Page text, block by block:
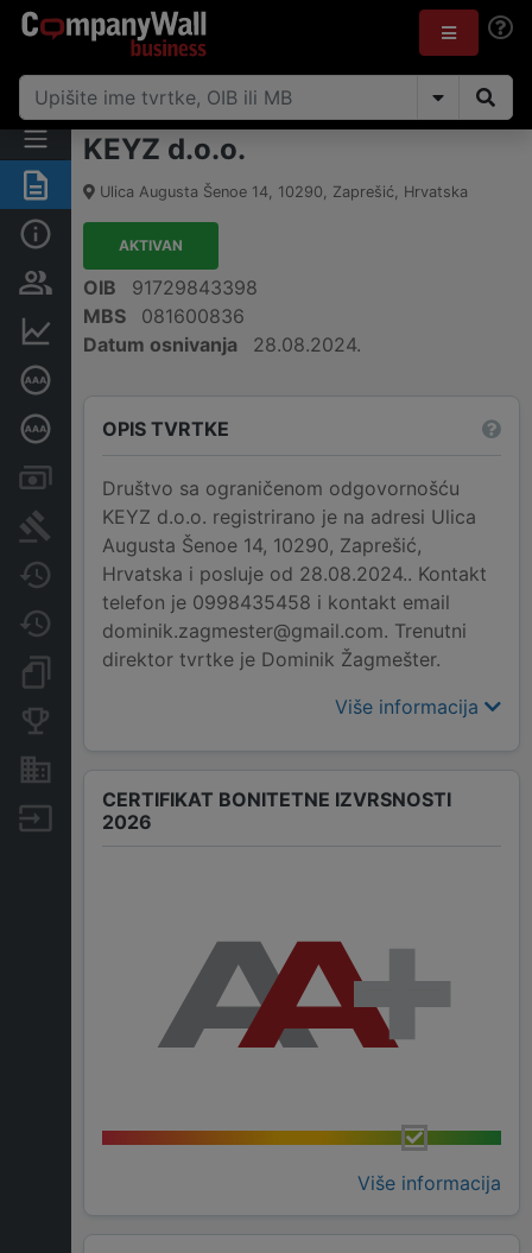
Sažetak
Osobe i vlasništvo
Dubinska bonitetna ocjena
Računi i blokade
Sudske objave
Javne nabavke
Promjene
Dokumenti i objave
Nekretnine i imovina
Izvoz
KEYZ d.o.o.
Ulica Augusta Šenoe 14, 10290, Zaprešić, Hrvatska
AKTIVAN
OIB
91729843398
MBS
081600836
Datum osnivanja
28.08.2024.
OPIS TVRTKE
Društvo sa ograničenom odgovornošću
KEYZ d.o.o. registrirano je na adresi Ulica
Augusta Šenoe 14, 10290, Zaprešić,
Hrvatska i posluje od 28.08.2024.. Kontakt
telefon je 0998435458 i kontakt email
dominik.zagmester@gmail.com. Trenutni
direktor tvrtke je Dominik Žagmešter.
Više informacija
CERTIFIKAT BONITETNE IZVRSNOSTI
2026
Više informacija